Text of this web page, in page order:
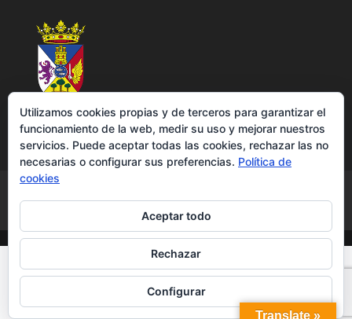
Política de cookies
Accesibilidad
Translate »
Utilizamos cookies propias y de terceros para garantizar el
funcionamiento de la web, medir su uso y mejorar nuestros
servicios. Puede aceptar todas las cookies, rechazar las no
necesarias o configurar sus preferencias. Política de
cookies
Aceptar todo
Rechazar
Configurar